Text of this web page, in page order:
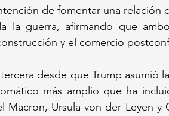
de fomentar una relación
la guerra, afirmando que
y el comercio
desde que Trump asumió
más amplio que ha
Macron, Ursula von der Leyen y